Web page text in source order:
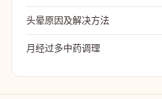
头晕原因及解决方法
月经过多中药调理